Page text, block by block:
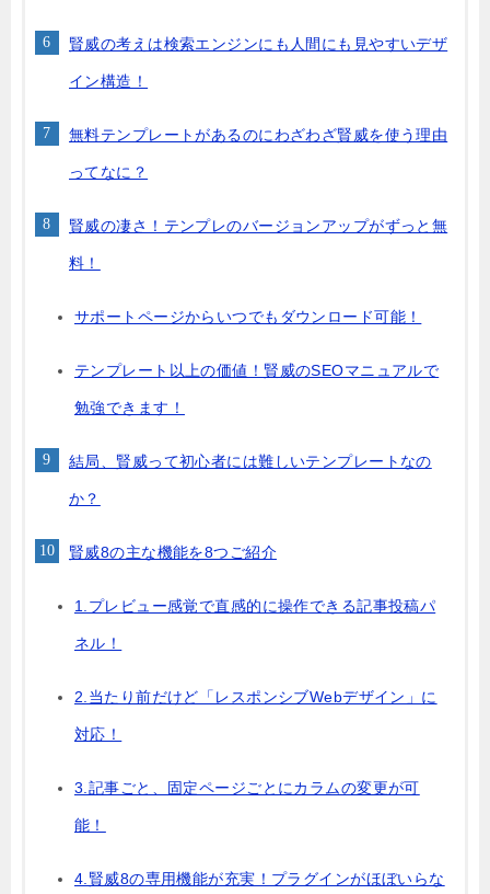
賢威の考えは検索エンジンにも人間にも見やすいデザ
イン構造！
無料テンプレートがあるのにわざわざ賢威を使う理由
ってなに？
賢威の凄さ！テンプレのバージョンアップがずっと無
料！
サポートページからいつでもダウンロード可能！
テンプレート以上の価値！賢威のSEOマニュアルで
勉強できます！
結局、賢威って初心者には難しいテンプレートなの
か？
賢威8の主な機能を8つご紹介
1.プレビュー感覚で直感的に操作できる記事投稿パ
ネル！
2.当たり前だけど「レスポンシブWebデザイン」に
対応！
3.記事ごと、固定ページごとにカラムの変更が可
能！
4.賢威8の専用機能が充実！プラグインがほぼいらな